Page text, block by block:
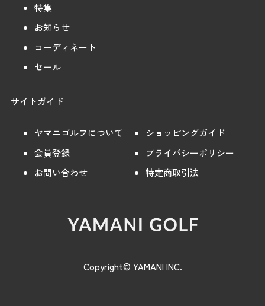
特集
お知らせ
コーディネート
セール
サイトガイド
ヤマニゴルフについて
ショッピングガイド
会員登録
プライバシーポリシー
お問い合わせ
特定商取引法
Copyright© YAMANI INC.